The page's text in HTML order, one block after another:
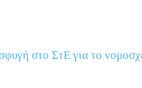
στο ΣτΕ για το